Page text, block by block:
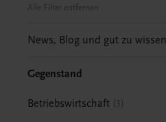
Alle Filter entfernen
News, Blog und gut zu wissen
Gegenstand
Betriebswirtschaft 3